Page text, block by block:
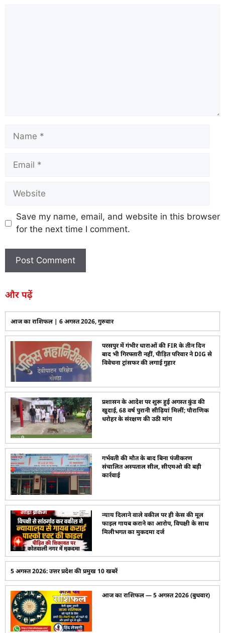
Save my name, email, and website in this browser
for the next time I comment.
और पढ़ें
आज का राशिफल | 6 अगस्त 2026, गुरुवार
परसपुर में गंभीर धाराओं की FIR के तीन दिन
बाद भी गिरफ्तारी नहीं, पीड़ित परिवार ने DIG से
विवेचना ट्रांसफर की लगाई गुहार
प्रशासन के आदेश पर शुरू हुई अगस्त कुंड की
खुदाई, 68 वर्ष पुरानी सीढ़ियां मिलीं; पौराणिक
धरोहर के संरक्षण की उठी मांग
गर्भवती की मौत के बाद बिना पंजीकरण
संचालित अस्पताल सील, सीएमओ की बड़ी
कार्रवाई
न्याय दिलाने वाले वकील पर ही केस की मूल
फाइल गायब कराने का आरोप, विपक्षी के साथ
मिलीभगत का मुकदमा दर्ज
5 अगस्त 2026: उत्तर प्रदेश की प्रमुख 10 खबरें
आज का राशिफल — 5 अगस्त 2026 (बुधवार)